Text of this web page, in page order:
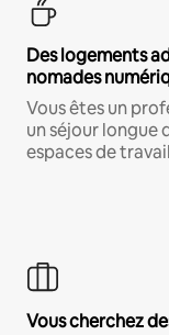
Des logements
nomades
Vous êtes un
un séjour longue
espaces de
Vous cherchez